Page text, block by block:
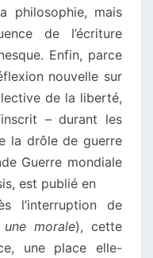
mais
de l’écriture
Enfin, parce
nouvelle sur
de la liberté,
– durant les
la drôle de guerre
Guerre mondiale
est publié en
l’interruption de
morale), cette
une place elle-